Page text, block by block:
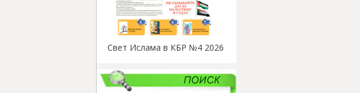
Свет Ислама в КБР №4 2026